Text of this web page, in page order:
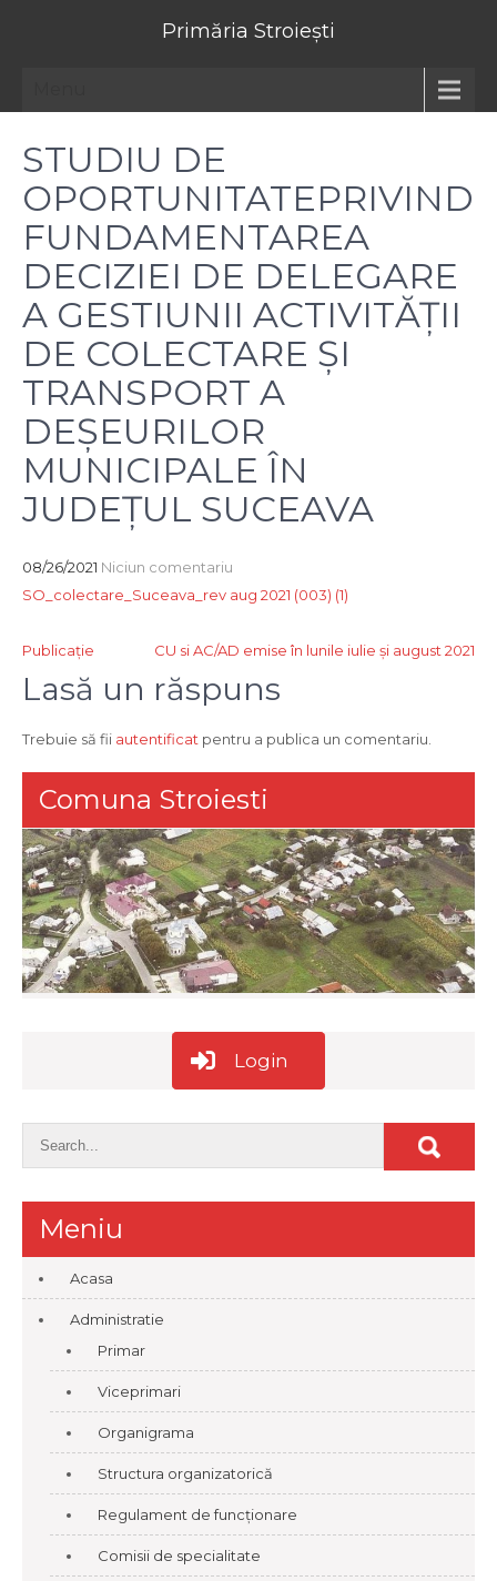
Primăria Stroiești
STUDIU DE
OPORTUNITATEPRIVIND
FUNDAMENTAREA
DECIZIEI DE DELEGARE
A GESTIUNII ACTIVITĂŢII
DE COLECTARE ŞI
TRANSPORT A
DEŞEURILOR
MUNICIPALE ÎN
JUDEȚUL SUCEAVA
08/26/2021 Niciun comentariu
SO_colectare_Suceava_rev aug 2021 (003) (1)
Navigare
în
Publicație CU si AC/AD emise în lunile iulie și august 2021
Lasă un răspuns
Trebuie să fii autentificat pentru a publica un comentariu.
Comuna Stroiesti
Login
Meniu
Acasa
Administratie
Primar
Viceprimari
Organigrama
Structura organizatorică
Regulament de funcționare
Comisii de specialitate